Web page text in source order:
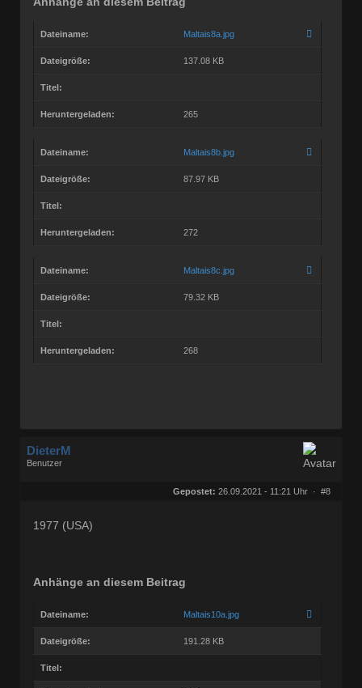
Dateiname: Maltais8a.jpg
Dateigröße: 137.08 KB
Titel:
Heruntergeladen: 265
Dateiname: Maltais8b.jpg
Dateigröße: 87.97 KB
Titel:
Heruntergeladen: 272
Dateiname: Maltais8c.jpg
Dateigröße: 79.32 KB
Titel:
Heruntergeladen: 268
DieterM
Benutzer
Gepostet: 26.09.2021 - 11:21 Uhr · #8
1977 (USA)
Anhänge an diesem Beitrag
Dateiname: Maltais10a.jpg
Dateigröße: 191.28 KB
Titel: